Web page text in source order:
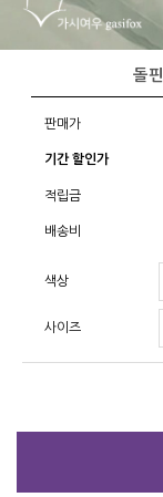
돌
판매가
기간 할인가
적립금
배송비
색상
사이즈